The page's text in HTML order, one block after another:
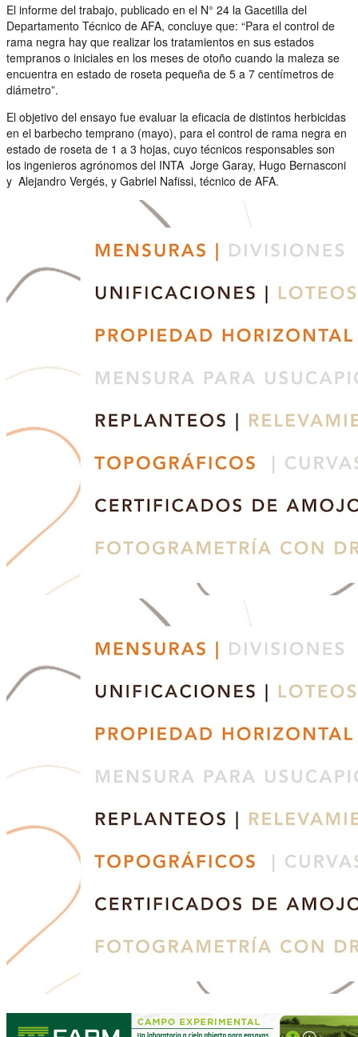
El informe del trabajo, publicado en el N° 24 la Gacetilla del
Departamento Técnico de AFA, concluye que: “Para el control de
rama negra hay que realizar los tratamientos en sus estados
tempranos o iniciales en los meses de otoño cuando la maleza se
encuentra en estado de roseta pequeña de 5 a 7 centímetros de
diámetro”.
El objetivo del ensayo fue evaluar la eficacia de distintos herbicidas
en el barbecho temprano (mayo), para el control de rama negra en
estado de roseta de 1 a 3 hojas, cuyo técnicos responsables son
los ingenieros agrónomos del INTA Jorge Garay, Hugo Bernasconi
y Alejandro Vergés, y Gabriel Nafissi, técnico de AFA.